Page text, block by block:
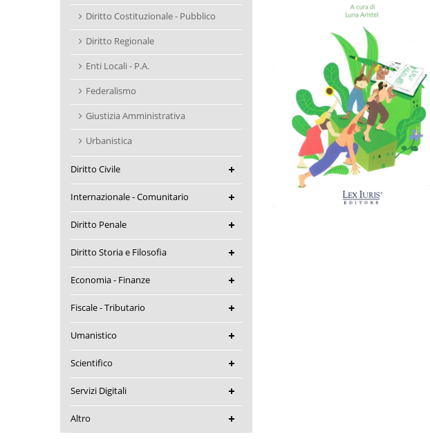
Diritto Costituzionale - Pubblico
Diritto Regionale
Enti Locali - P.A.
Federalismo
Giustizia Amministrativa
Urbanistica
Diritto Civile
Internazionale - Comunitario
Diritto Penale
Diritto Storia e Filosofia
Economia - Finanze
Fiscale - Tributario
Umanistico
Scientifico
Servizi Digitali
Altro